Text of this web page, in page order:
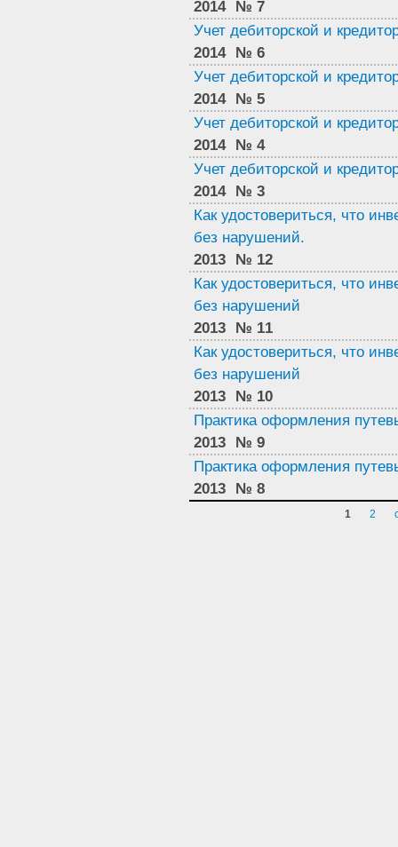
2014 № 7
Учет дебиторской и
2014 № 6
Учет дебиторской и
2014 № 5
Учет дебиторской и
2014 № 4
Учет дебиторской и
2014 № 3
Как удостовериться, что
без нарушений.
2013 № 12
Как удостовериться, что
без нарушений
2013 № 11
Как удостовериться, что
без нарушений
2013 № 10
Практика оформления
2013 № 9
Практика оформления
2013 № 8
1 2